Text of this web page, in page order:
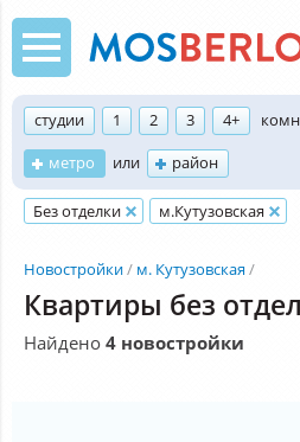
студии 1 2 3 4+
метро
или район
Без отделки м.Кутузовская
Новостройки м. Кутузовская
Квартиры без
Найдено 4 новостройки